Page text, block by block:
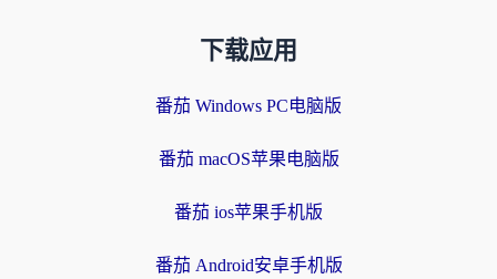
下载应用
番茄 Windows PC电脑版
番茄 macOS苹果电脑版
番茄 ios苹果手机版
番茄 Android安卓手机版